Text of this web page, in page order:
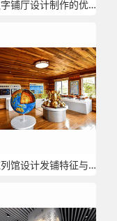
四川数字铺厅设计制作的优势都有哪些？
四川陈列馆设计发铺特征与设计理念有哪些